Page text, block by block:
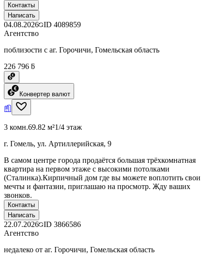
Контакты
Написать
04.08.2026 ID 4089859
Агентство
поблизости с аг. Горочичи, Гомельская область
226 796 ƃ
Конвертер валют
3 комн.69.82 м²1/4 этаж
г. Гомель, ул. Артиллерийская, 9
В самом центре города продаётся большая трёхкомнатная
квартира на первом этаже с высокими потолками
(Сталинка).Кирпичный дом где вы можете воплотить свои
мечты и фантазии, приглашаю на просмотр. Жду ваших
звонков.
Контакты
Написать
22.07.2026 ID 3866586
Агентство
недалеко от аг. Горочичи, Гомельская область